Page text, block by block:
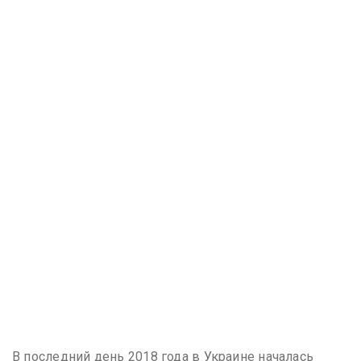
В последний день 2018 года в Украине началась